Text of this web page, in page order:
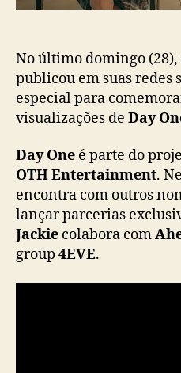
No último domingo (28),
publicou em suas redes
especial para
visualizações de Day
Day One é parte do
OTH Entertainment.
encontra com outros
lançar parcerias
Jackie colabora com
group 4EVE.